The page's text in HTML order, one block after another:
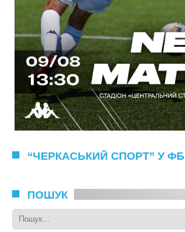
“ЧЕРКАСЬКИЙ СПОРТ” У ФБ
ПОШУК